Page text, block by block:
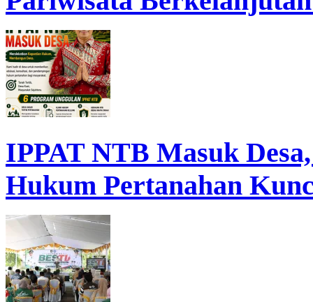
IPPAT NTB Masuk
Hukum Pertanahan